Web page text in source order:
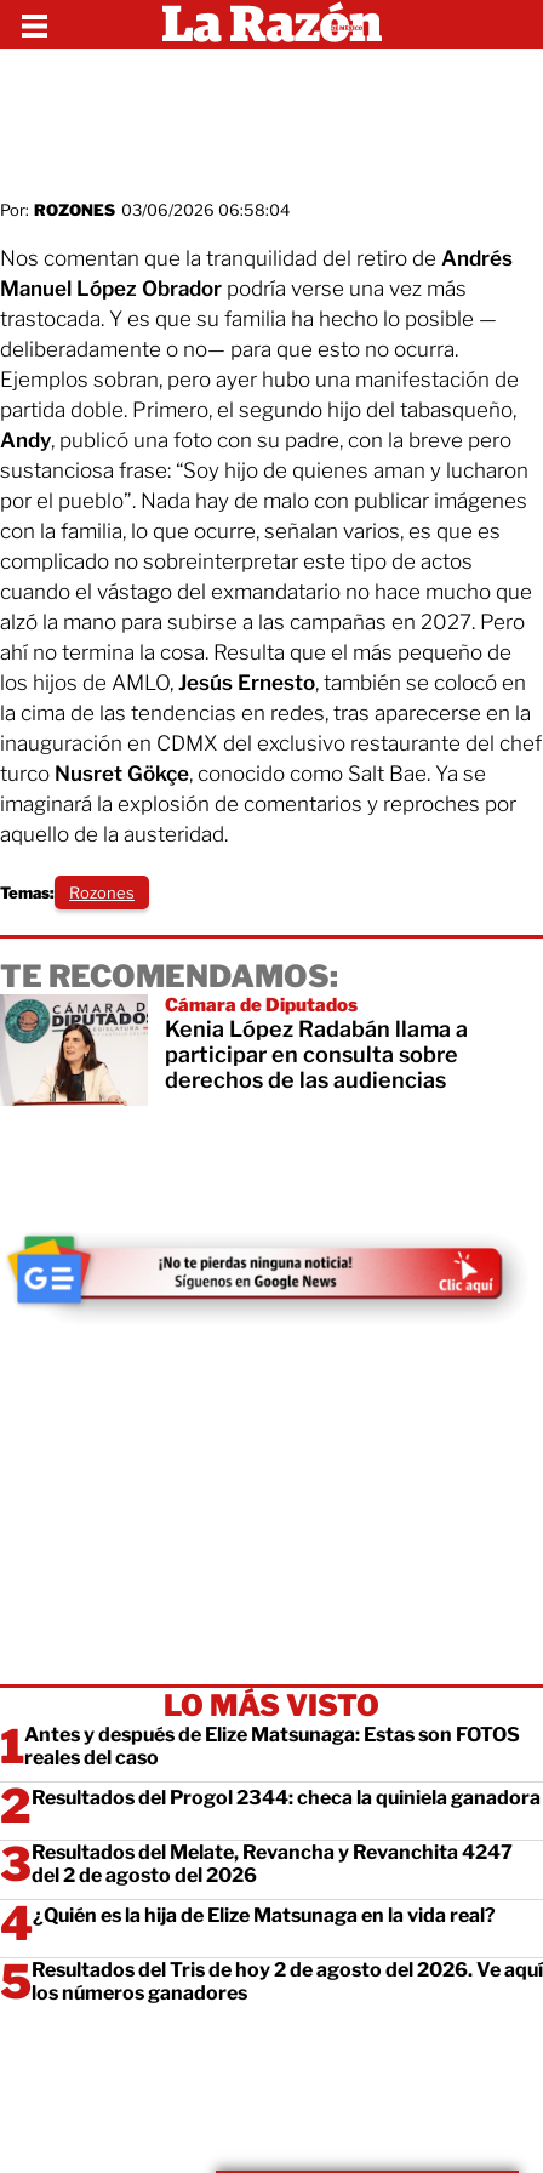
Por: ROZONES 03/06/2026 06:58:04
Nos comentan que la tranquilidad del retiro de Andrés
Manuel López Obrador podría verse una vez más
trastocada. Y es que su familia ha hecho lo posible —
deliberadamente o no— para que esto no ocurra.
Ejemplos sobran, pero ayer hubo una manifestación de
partida doble. Primero, el segundo hijo del tabasqueño,
Andy, publicó una foto con su padre, con la breve pero
sustanciosa frase: “Soy hijo de quienes aman y lucharon
por el pueblo”. Nada hay de malo con publicar imágenes
con la familia, lo que ocurre, señalan varios, es que es
complicado no sobreinterpretar este tipo de actos
cuando el vástago del exmandatario no hace mucho que
alzó la mano para subirse a las campañas en 2027. Pero
ahí no termina la cosa. Resulta que el más pequeño de
los hijos de AMLO, Jesús Ernesto, también se colocó en
la cima de las tendencias en redes, tras aparecerse en la
inauguración en CDMX del exclusivo restaurante del chef
turco Nusret Gökçe, conocido como Salt Bae. Ya se
imaginará la explosión de comentarios y reproches por
aquello de la austeridad.
Temas: Rozones
TE RECOMENDAMOS:
Cámara de Diputados
Kenia López Radabán llama a
participar en consulta sobre
derechos de las audiencias
LO MÁS VISTO
Antes y después de Elize Matsunaga: Estas son FOTOS
reales del caso
Resultados del Progol 2344: checa la quiniela ganadora
Resultados del Melate, Revancha y Revanchita 4247
del 2 de agosto del 2026
¿Quién es la hija de Elize Matsunaga en la vida real?
Resultados del Tris de hoy 2 de agosto del 2026. Ve aquí
los números ganadores